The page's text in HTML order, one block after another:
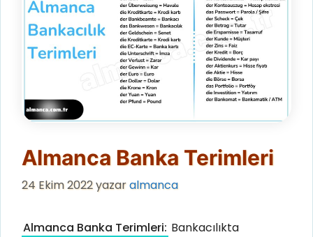
Almanca Banka Terimleri
24 Ekim 2022yazaralmanca
Almanca Banka Terimleri: Bankacılıkta